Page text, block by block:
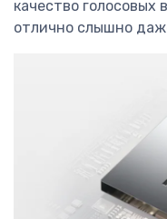
качество голосовых
отлично слышно